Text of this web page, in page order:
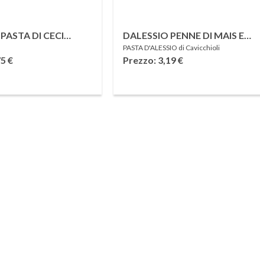
DI CECI
€
DALESSIO PENNE DI MAIS E
RISO 400 G
PASTA D'ALESSIO di Cavicchioli
Prezzo: 3,19€